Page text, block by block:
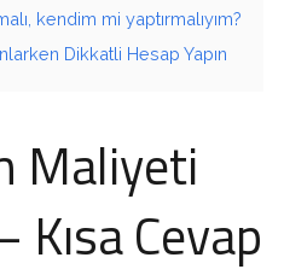
kendim mi yaptırmalıyım?
Dikkatli Hesap Yapın
Maliyeti
Kısa Cevap